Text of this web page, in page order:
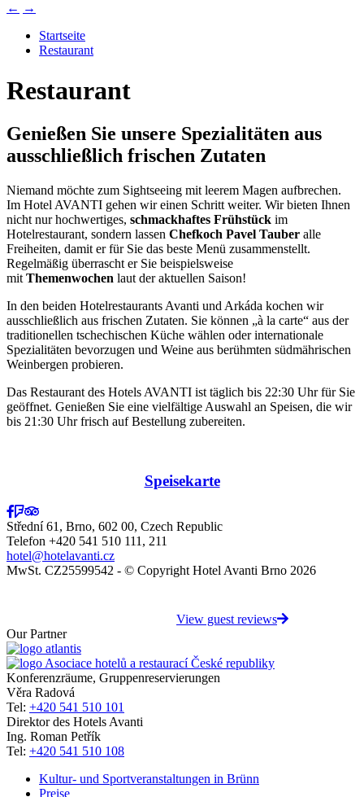
← →
Startseite
Restaurant
Restaurant
Genießen Sie unsere Spezialitäten aus
ausschließlich frischen Zutaten
Niemand möchte zum Sightseeing mit leerem Magen aufbrechen.
Im Hotel AVANTI gehen wir einen Schritt weiter. Wir bieten Ihnen
nicht nur hochwertiges, schmackhaftes Frühstück im
Hotelrestaurant, sondern lassen Chefkoch Pavel Tauber alle
Freiheiten, damit er für Sie das beste Menü zusammenstellt.
Regelmäßig überrascht er Sie beispielsweise
mit Themenwochen laut der aktuellen Saison!
In den beiden Hotelrestaurants Avanti und Arkáda kochen wir
ausschließlich aus frischen Zutaten. Sie können „à la carte“ aus der
traditionellen tschechischen Küche wählen oder internationale
Spezialitäten bevorzugen und Weine aus berühmten südmährischen
Weinbergen probieren.
Das Restaurant des Hotels AVANTI ist täglich bis 22:30 Uhr für Sie
geöffnet. Genießen Sie eine vielfältige Auswahl an Speisen, die wir
bis 21:30 Uhr frisch auf Bestellung zubereiten.
Speisekarte
Střední 61, Brno, 602 00, Czech Republic
Telefon +420 541 510 111, 211
hotel@hotelavanti.cz
MwSt. CZ25599542 - © Copyright Hotel Avanti Brno 2026
View guest reviews
Our Partner
Konferenzräume, Gruppenreservierungen
Věra Radová
Tel: +420 541 510 101
Direktor des Hotels Avanti
Ing. Roman Petřík
Tel: +420 541 510 108
Kultur- und Sportveranstaltungen in Brünn
Preise